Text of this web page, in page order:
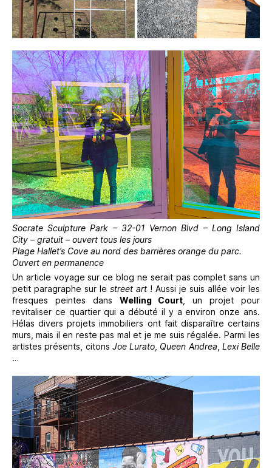
Socrate Sculpture Park – 32-01 Vernon Blvd – Long Island
City – gratuit – ouvert tous les jours
Plage Hallet’s Cove au nord des barrières orange du parc.
Ouvert en permanence
Un article voyage sur ce blog ne serait pas complet sans un
petit paragraphe sur le street art ! Aussi je suis allée voir les
fresques peintes dans Welling Court, un projet pour
revitaliser ce quartier qui a débuté il y a environ onze ans.
Hélas divers projets immobiliers ont fait disparaître certains
murs, mais il en reste pas mal et je me suis régalée. Parmi les
artistes présents, citons Joe Lurato, Queen Andrea, Lexi Belle
…